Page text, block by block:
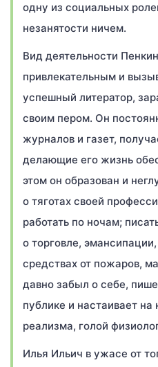
одну из социальных
незанятости ничем.
Вид деятельности
привлекательным и
успешный литератор,
своим пером. Он
журналов и газет,
делающие его жизнь
этом он образован и
о тяготах своей
работать по ночам;
о торговле,
средствах от пожаров,
давно забыл о себе,
публике и настаивает на
реализма, голой
Илья Ильич в ужасе от